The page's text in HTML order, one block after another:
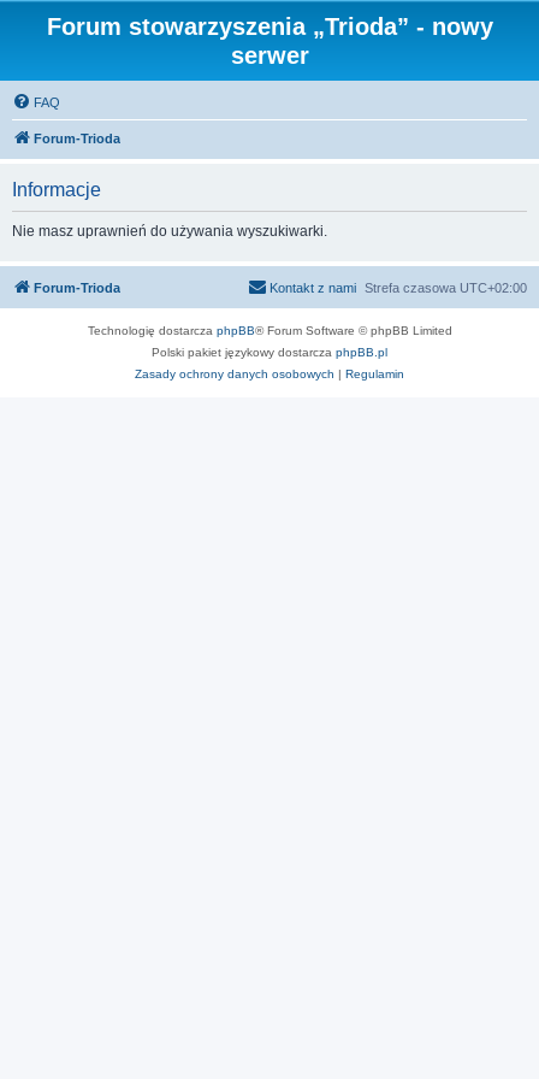
Forum stowarzyszenia „Trioda” - nowy
serwer
FAQ
Forum-Trioda
Informacje
Nie masz uprawnień do używania wyszukiwarki.
Forum-Trioda Strefa czasowa UTC+02:00
Kontakt z nami
Technologię dostarcza phpBB® Forum Software © phpBB Limited
Polski pakiet językowy dostarcza phpBB.pl
Zasady ochrony danych osobowych | Regulamin